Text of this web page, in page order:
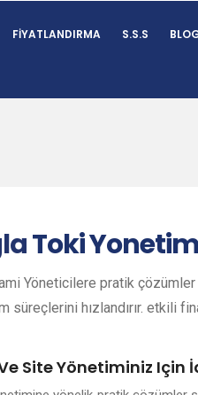
FIYATLANDIRMA S.S.S
Toki
Yöneticilere pratik
süreçlerini hızlandırır. etkili
Site Yönetiminiz Için